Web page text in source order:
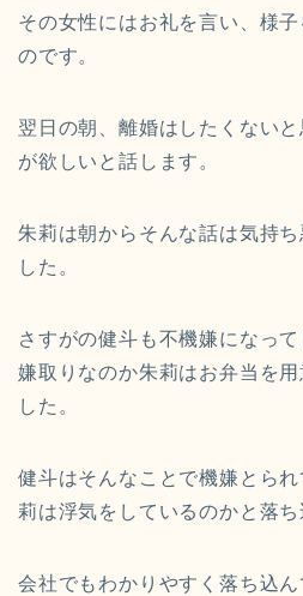
その女性にはお礼を言い、様
のです。
翌日の朝、離婚はしたくない
が欲しいと話します。
朱莉は朝からそんな話は気持
した。
さすがの健斗も不機嫌になっ
嫌取りなのか朱莉はお弁当を
した。
健斗はそんなことで機嫌とら
莉は浮気をしているのかと落ち
会社でもわかりやすく落ち込ん